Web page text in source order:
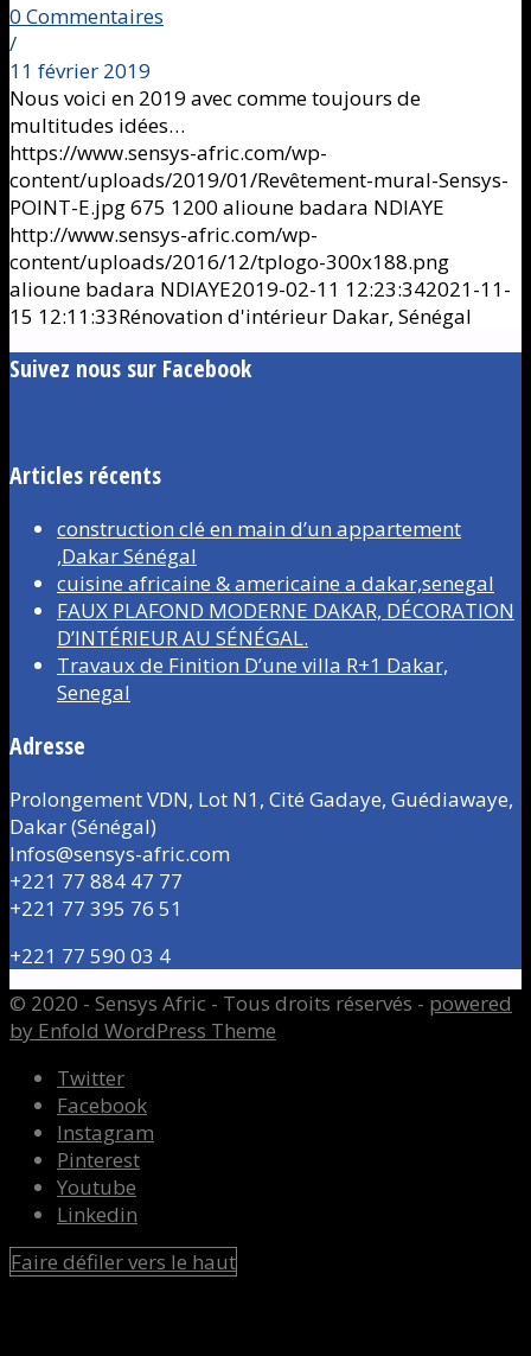
0 Commentaires
/
11 février 2019
Nous voici en 2019 avec comme toujours de
multitudes idées…
https://www.sensys-afric.com/wp-
content/uploads/2019/01/Revêtement-mural-Sensys-
POINT-E.jpg675 1200 alioune badara NDIAYE
http://www.sensys-afric.com/wp-
content/uploads/2016/12/tplogo-300x188.png
alioune badara NDIAYE2019-02-11 12:23:342021-11-
15 12:11:33Rénovation d'intérieur Dakar, Sénégal
Suivez nous sur Facebook
Articles récents
construction clé en main d’un appartement
,Dakar Sénégal
cuisine africaine & americaine a dakar,senegal
FAUX PLAFOND MODERNE DAKAR, DÉCORATION
D’INTÉRIEUR AU SÉNÉGAL.
Travaux de Finition D’une villa R+1 Dakar,
Senegal
Adresse
Prolongement VDN, Lot N1, Cité Gadaye, Guédiawaye,
Dakar (Sénégal)
Infos@sensys-afric.com
+221 77 884 47 77
+221 77 395 76 51
+221 77 590 03 4
© 2020 - Sensys Afric - Tous droits réservés - powered
by Enfold WordPress Theme
Twitter
Facebook
Instagram
Pinterest
Youtube
Linkedin
Faire défiler vers le haut